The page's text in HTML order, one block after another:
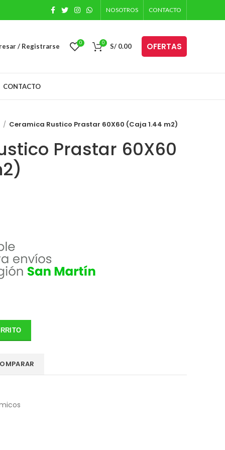
NOSOTROS CONTACTO
/ Registrarse 0 0 S/ 0.00 OFERTAS
CONTACTO
Ceramica Rustico Prastar 60X60 (Caja 1.44 m2)
Prastar 60X60